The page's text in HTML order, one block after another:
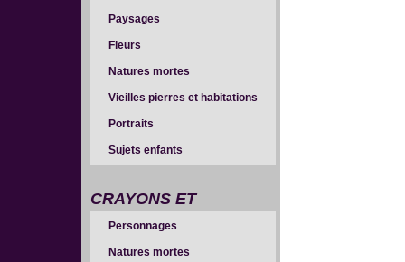
Paysages
Fleurs
Natures mortes
Vieilles pierres et habitations
Portraits
Sujets enfants
CRAYONS ET
SANGUINES
Personnages
Natures mortes